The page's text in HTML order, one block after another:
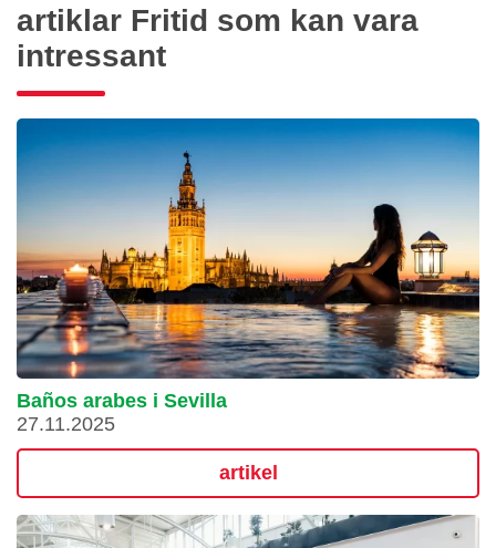
artiklar Fritid som kan vara
intressant
Baños arabes i Sevilla
27.11.2025
artikel